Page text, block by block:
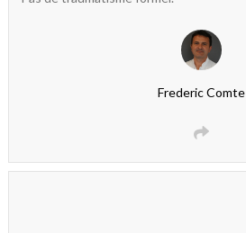
Frederic Comte